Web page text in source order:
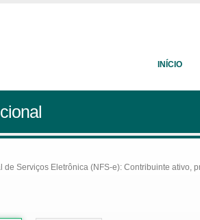
INÍCIO
Serviços Eletrônica (NFS-e): Contribuinte